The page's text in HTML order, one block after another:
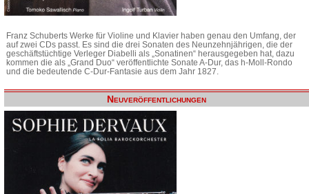
Franz Schuberts Werke für Violine und Klavier haben genau den Umfang, der
auf zwei CDs passt. Es sind die drei Sonaten des Neunzehnjährigen, die der
geschäftstüchtige Verleger Diabelli als „Sonatinen“ herausgegeben hat, dazu
kommen die als „Grand Duo“ veröffentlichte Sonate A-Dur, das h-Moll-Rondo
und die bedeutende C-Dur-Fantasie aus dem Jahr 1827.
Neuveröffentlichungen